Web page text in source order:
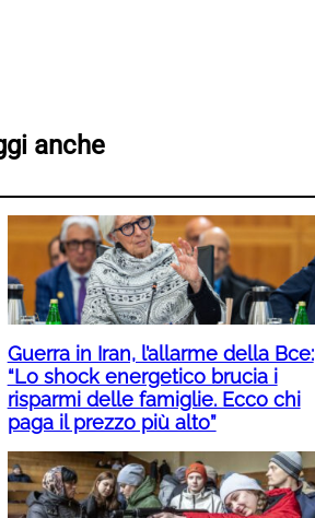
anche
Guerra in Iran, l’allarme della Bce:
“Lo shock energetico brucia i
risparmi delle famiglie. Ecco chi
paga il prezzo più alto”